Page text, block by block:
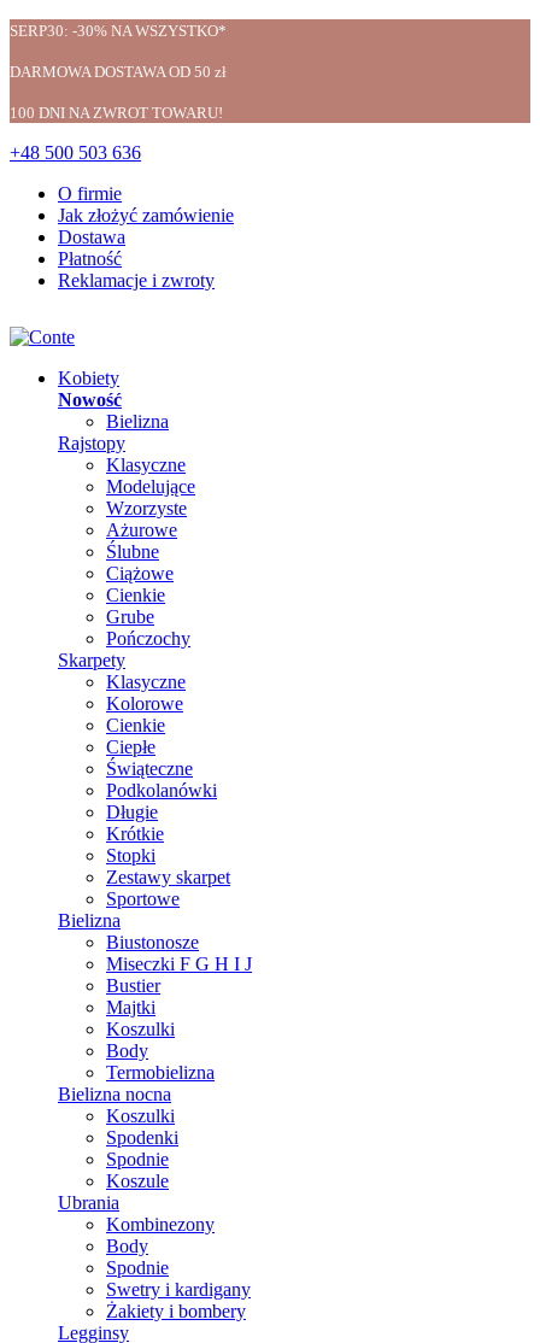
SERP30: -30% NA WSZYSTKO*
DARMOWA DOSTAWA OD 50 zł
100 DNI NA ZWROT TOWARU!
+48 500 503 636
O firmie
Jak złożyć zamówienie
Dostawa
Płatność
Reklamacje i zwroty
Kobiety
Nowość
Bielizna
Rajstopy
Klasyczne
Modelujące
Wzorzyste
Ażurowe
Ślubne
Ciążowe
Cienkie
Grube
Pończochy
Skarpety
Klasyczne
Kolorowe
Cienkie
Ciepłe
Świąteczne
Podkolanówki
Długie
Krótkie
Stopki
Zestawy skarpet
Sportowe
Bielizna
Biustonosze
Miseczki F G H I J
Bustier
Majtki
Koszulki
Body
Termobielizna
Bielizna nocna
Koszulki
Spodenki
Spodnie
Koszule
Ubrania
Kombinezony
Body
Spodnie
Swetry i kardigany
Żakiety i bombery
Legginsy